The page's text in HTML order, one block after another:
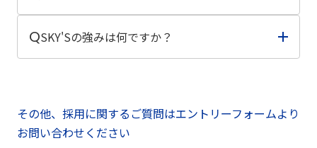
A支援まで、企業の採用活動をトータルでサポートして
います。
A制作・導入して終わりではなく、運用改善や保守、継
QSKY'Sの強みは何ですか？
A
採用支援・IT導入・Web制作・デザイン・デジタルサ
イネージなど、それぞれを個別に提供するのではな
その他、採用に関するご質問はエントリーフォームより
お問い合わせください